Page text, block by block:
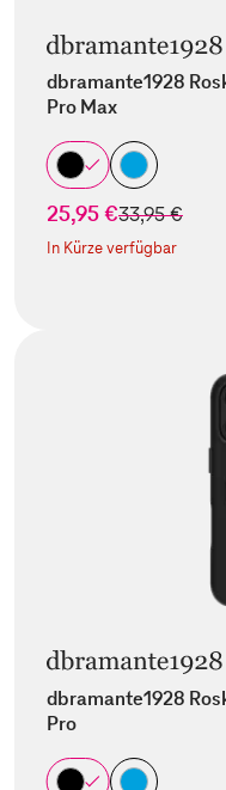
dbramante1928
Pro Max
25,95 €statt
33,95 €
In Kürze verfügbar
dbramante1928
Pro